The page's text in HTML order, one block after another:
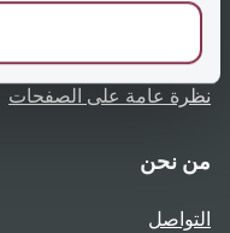
تعليمات المستخدم
نظرة عامة على الصفحات
من نحن
التواصل